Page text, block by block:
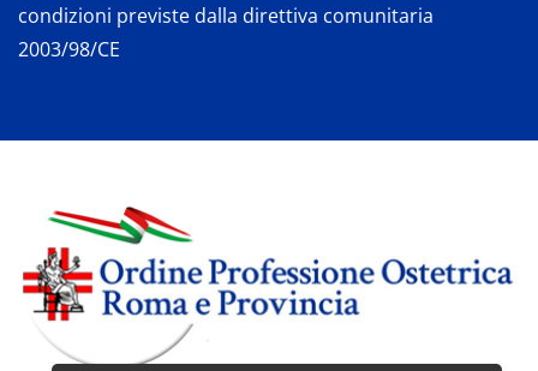
condizioni previste dalla direttiva comunitaria
2003/98/CE